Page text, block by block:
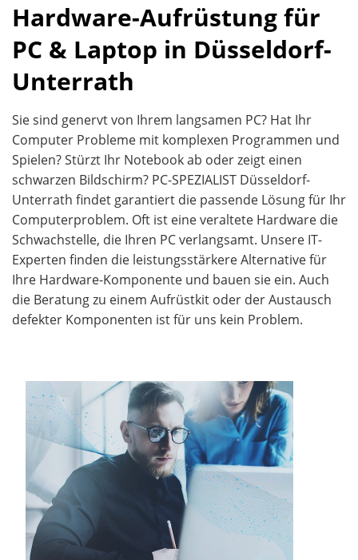
Hardware-Aufrüstung für
PC & Laptop in Düsseldorf-
Unterrath
Sie sind genervt von Ihrem langsamen PC? Hat Ihr
Computer Probleme mit komplexen Programmen und
Spielen? Stürzt Ihr Notebook ab oder zeigt einen
schwarzen Bildschirm? PC-SPEZIALIST Düsseldorf-
Unterrath findet garantiert die passende Lösung für Ihr
Computerproblem. Oft ist eine veraltete Hardware die
Schwachstelle, die Ihren PC verlangsamt. Unsere IT-
Experten finden die leistungsstärkere Alternative für
Ihre Hardware-Komponente und bauen sie ein. Auch
die Beratung zu einem Aufrüstkit oder der Austausch
defekter Komponenten ist für uns kein Problem.